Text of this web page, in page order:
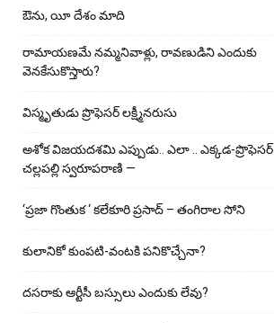
ఔను, యీ దేశం మాది
రామాయణమే నమ్మనివాళ్లు, రావణుడిని ఎందుకు
వెనకేసుకొస్తారు?
విస్మృతుడు ప్రొఫెసర్ లక్ష్మీనరుసు
అశోక విజ‌య‌ద‌శ‌మి ఎప్పుడు.. ఎలా .. ఎక్క‌డ‌-ప్రొఫెసర్ .
చల్లపల్లి స్వరూపరాణి —
‘ప్రజా గొంతుక ‘ కలేకూరి ప్రసాద్ – తంగిరాల సోని
కులానికో కుంప‌టి-వంట‌కి ప‌నికొచ్చేనా?
ద‌స‌రాకు ఆర్టీసీ బ‌స్సులు ఎందుకు లేవు?